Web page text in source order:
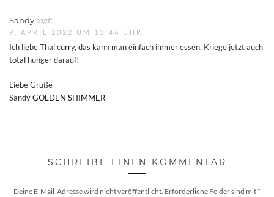
Sandysagt:
9. APRIL 2022 UM 13:46 UHR
Ich liebe Thai curry, das kann man einfach immer essen. Kriege jetzt auch
total hunger darauf!
Liebe Grüße
Sandy GOLDEN SHIMMER
SCHREIBE EINEN KOMMENTAR
Deine E-Mail-Adresse wird nicht veröffentlicht. Erforderliche Felder sind mit *